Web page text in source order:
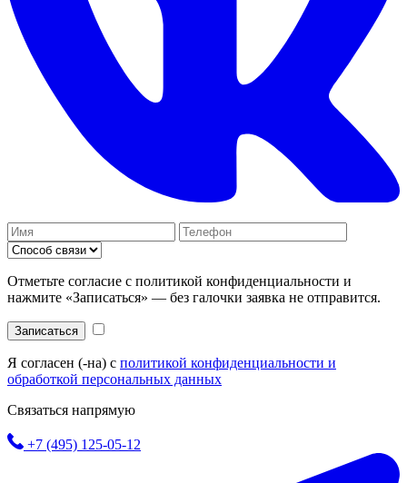
Отметьте согласие с политикой конфиденциальности и
нажмите «Записаться» — без галочки заявка не отправится.
Записаться
Я согласен (-на) с политикой конфиденциальности и
обработкой персональных данных
Связаться напрямую
+7 (495) 125-05-12